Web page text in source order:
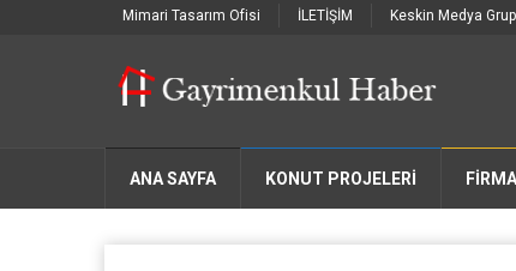
Mimari Tasarım Ofisi İLETİŞİM Keskin Medya
ANA SAYFA KONUT PROJELERİ